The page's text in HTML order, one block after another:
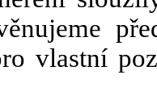
vlastní